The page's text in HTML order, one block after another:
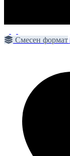
Смесен формат